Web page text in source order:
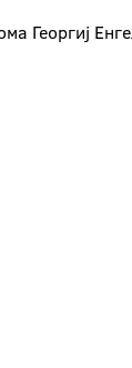
Георгиј